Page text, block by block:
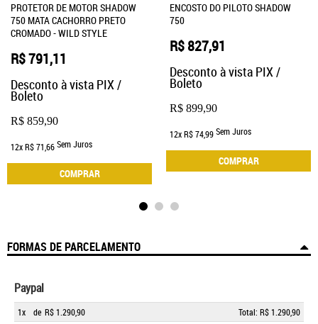
PROTETOR DE MOTOR SHADOW
750 MATA CACHORRO PRETO
CROMADO - WILD STYLE
R$ 859,90
R$ 791,11
Desconto à vista PIX /
Boleto
12xR$ 71,66Sem Juros
COMPRAR
ENCOSTO DO PILOTO SHADOW
750
R$ 899,90
R$ 827,91
Desconto à vista PIX /
Boleto
12xR$ 74,99Sem Juros
COMPRAR
FORMAS DE PARCELAMENTO
Paypal
1x de R$ 1.290,90
Total: R$ 1.290,90